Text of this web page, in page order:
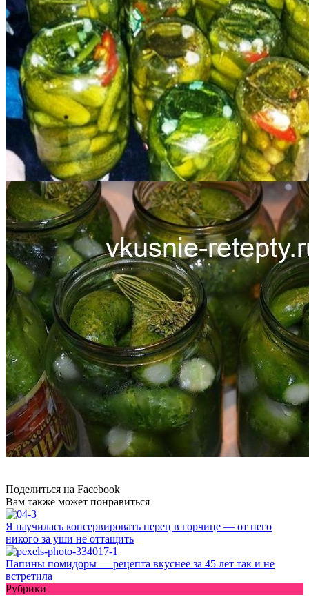
Поделиться на Facebook
Вам также может понравиться
Я научилась консервировать перец в горчице — от него
никого за уши не оттащить
Папины помидоры — рецепта вкуснее за 45 лет так и не
встретила
Рубрики